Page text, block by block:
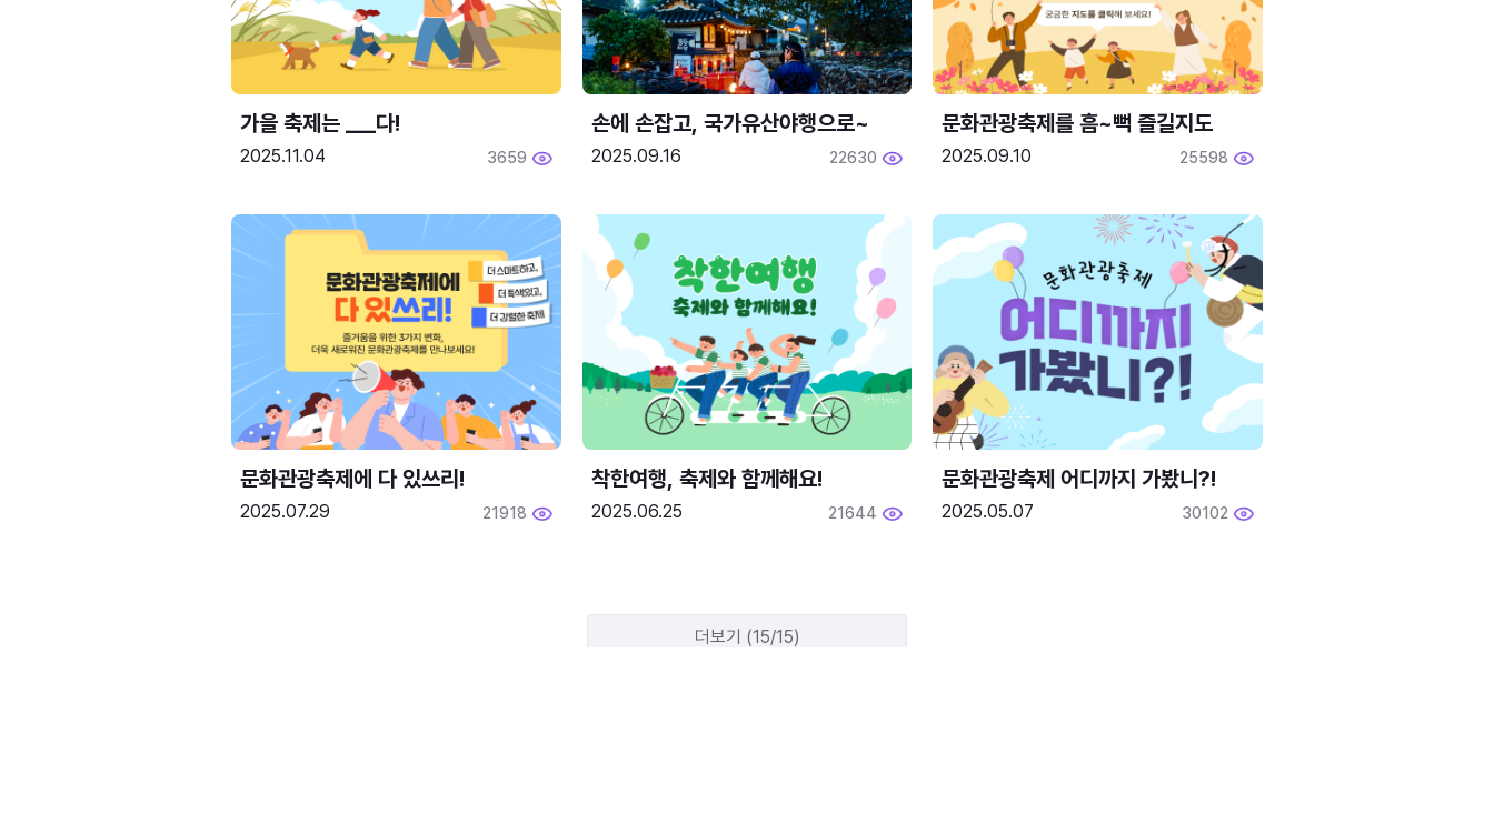
2025.11.04 3659
손에 손잡고, 국가유산야행으로~
2025.09.16 22630
문화관광축제를 흠~뻑 즐길지도
2025.09.10 25598
문화관광축제에 다 있쓰리!
2025.07.29 21918
착한여행, 축제와 함께해요!
2025.06.25 21644
문화관광축제 어디까지 가봤니?!
2025.05.07 30102
더보기 (15/15)